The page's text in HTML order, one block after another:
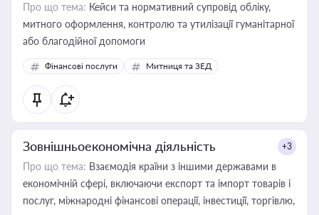
Про що тема: Кейси та нормативний супровід обліку,
митного оформлення, контролю та утилізації гуманітарної
або благодійної допомоги
Фінансові послуги Митниця та ЗЕД
Зовнішньоекономічна діяльність +3
Про що тема: Взаємодія країни з іншими державами в
економічній сфері, включаючи експорт та імпорт товарів і
послуг, міжнародні фінансові операції, інвестиції, торгівлю,